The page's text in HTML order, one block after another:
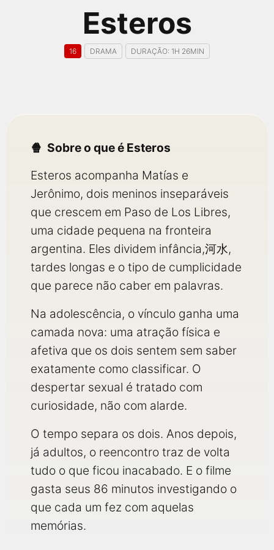
Esteros
16 DRAMA DURAÇÃO: 1H 26MIN
Sobre o que é Esteros
Esteros acompanha Matías e
Jerônimo, dois meninos inseparáveis
que crescem em Paso de Los Libres,
uma cidade pequena na fronteira
argentina. Eles dividem infância,河水,
tardes longas e o tipo de cumplicidade
que parece não caber em palavras.
Na adolescência, o vínculo ganha uma
camada nova: uma atração física e
afetiva que os dois sentem sem saber
exatamente como classificar. O
despertar sexual é tratado com
curiosidade, não com alarde.
O tempo separa os dois. Anos depois,
já adultos, o reencontro traz de volta
tudo o que ficou inacabado. E o filme
gasta seus 86 minutos investigando o
que cada um fez com aquelas
memórias.